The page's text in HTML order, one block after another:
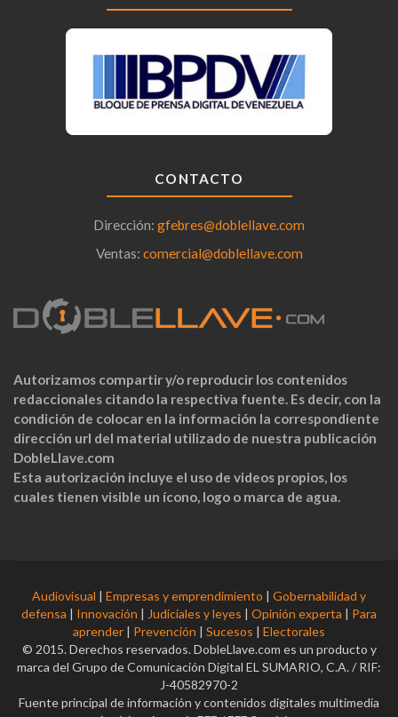
CONTACTO
Dirección: gfebres@doblellave.com
Ventas: comercial@doblellave.com
Autorizamos compartir y/o reproducir los contenidos
redaccionales citando la respectiva fuente. Es decir, con la
condición de colocar en la información la correspondiente
dirección url del material utilizado de nuestra publicación
DobleLlave.com
Esta autorización incluye el uso de videos propios, los
cuales tienen visible un ícono, logo o marca de agua.
Audiovisual | Empresas y emprendimiento | Gobernabilidad y
defensa | Innovación | Judiciales y leyes | Opinión experta | Para
aprender | Prevención | Sucesos | Electorales
© 2015. Derechos reservados. DobleLlave.com es un producto y
marca del Grupo de Comunicación Digital EL SUMARIO, C.A. / RIF:
J-40582970-2
Fuente principal de información y contenidos digitales multimedia